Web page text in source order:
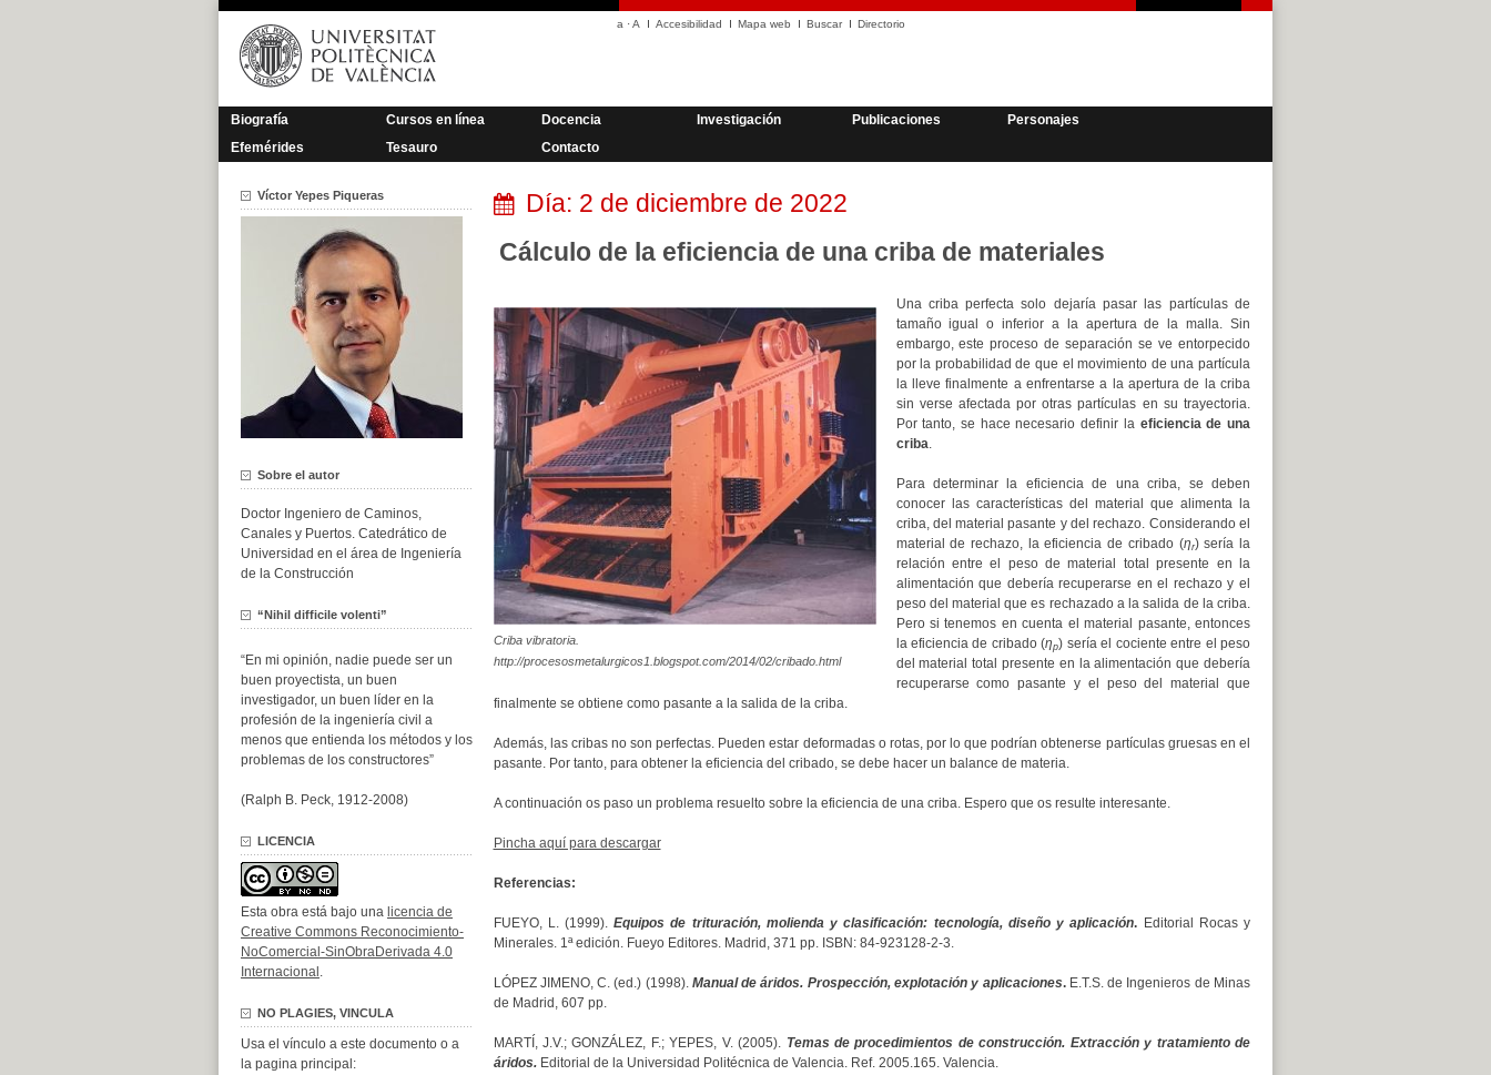
Saltar
contenido
a ·A Accesibilidad Mapa web Buscar Directorio
Biografía Cursos en línea Docencia Investigación Publicaciones
Personajes
Efemérides
Tesauro Contacto
Día: 2 de diciembre de 2022
Cálculo de la eficiencia de una criba de materiales
Criba vibratoria.
http://procesosmetalurgicos1.blogspot.com/2014/02/cribado.html
Una criba perfecta solo dejaría pasar las partículas de
tamaño igual o inferior a la apertura de la malla. Sin
embargo, este proceso de separación se ve entorpecido
por la probabilidad de que el movimiento de una partícula
la lleve finalmente a enfrentarse a la apertura de la criba
sin verse afectada por otras partículas en su trayectoria.
Por tanto, se hace necesario definir la eficiencia de una
criba.
Para determinar la eficiencia de una criba, se deben
conocer las características del material que alimenta la
criba, del material pasante y del rechazo. Considerando el
material de rechazo, la eficiencia de cribado (ηr) sería la
relación entre el peso de material total presente en la
alimentación que debería recuperarse en el rechazo y el
peso del material que es rechazado a la salida de la criba.
Pero si tenemos en cuenta el material pasante, entonces
la eficiencia de cribado (ηp) sería el cociente entre el peso
del material total presente en la alimentación que debería
recuperarse como pasante y el peso del material que
finalmente se obtiene como pasante a la salida de la criba.
Además, las cribas no son perfectas. Pueden estar deformadas o rotas, por lo que podrían obtenerse partículas gruesas en el
pasante. Por tanto, para obtener la eficiencia del cribado, se debe hacer un balance de materia.
A continuación os paso un problema resuelto sobre la eficiencia de una criba. Espero que os resulte interesante.
Pincha aquí para descargar
Referencias:
FUEYO, L. (1999).Equipos de trituración, molienda y clasificación: tecnología, diseño y aplicación. Editorial Rocas y
Minerales. 1ª edición. Fueyo Editores. Madrid, 371 pp. ISBN: 84-923128-2-3.
LÓPEZ JIMENO, C. (ed.) (1998). Manual de áridos. Prospección, explotación y aplicaciones.E.T.S. de Ingenieros de Minas
de Madrid, 607 pp.
MARTÍ, J.V.; GONZÁLEZ, F.; YEPES, V. (2005). Temas de procedimientos de construcción. Extracción y tratamiento de
áridos. Editorial de la Universidad Politécnica de Valencia. Ref. 2005.165. Valencia.
Víctor Yepes Piqueras
Sobre el autor
Doctor Ingeniero de Caminos,
Canales y Puertos. Catedrático de
Universidad en el área de Ingeniería
de la Construcción
“Nihil difficile volenti”
“En mi opinión, nadie puede ser un
buen proyectista, un buen
investigador, un buen líder en la
profesión de la ingeniería civil a
menos que entienda los métodos y los
problemas de los constructores”
(Ralph B. Peck, 1912-2008)
LICENCIA
Esta obra está bajo una licencia de
Creative Commons Reconocimiento-
NoComercial-SinObraDerivada 4.0
Internacional .
NO PLAGIES, VINCULA
Usa el vínculo a este documento o a
la pagina principal: